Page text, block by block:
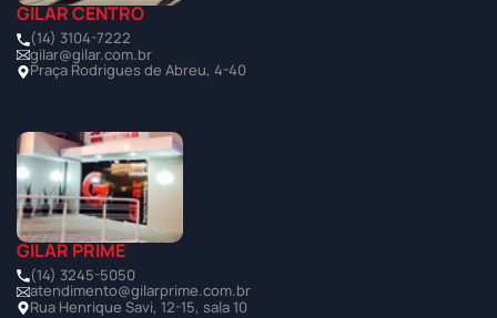
GILAR CENTRO
(14) 3104-7222
gilar@gilar.com.br
Praça Rodrigues de Abreu, 4-40
GILAR PRIME
(14) 3245-5050
atendimento@gilarprime.com.br
Rua Henrique Savi, 12-15, sala 10